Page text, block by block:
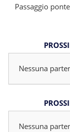
Passaggio
Nessuna
Nessuna